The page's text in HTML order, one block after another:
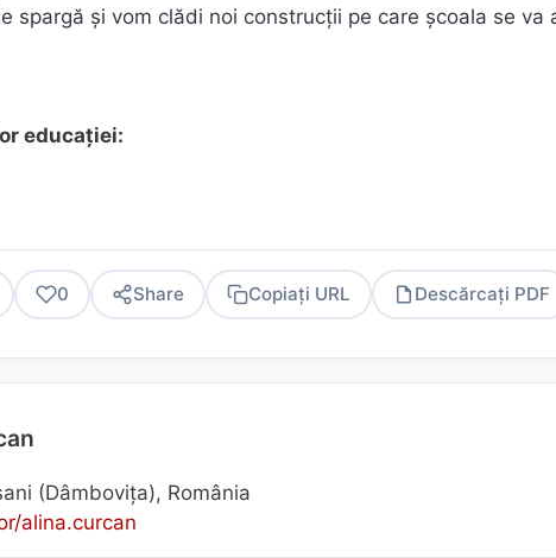
spargă și vom clădi noi construcții pe care școala se va
educației:
0 Share Copiați URL Descărcați PDF
(Dâmboviţa), România
alina.curcan